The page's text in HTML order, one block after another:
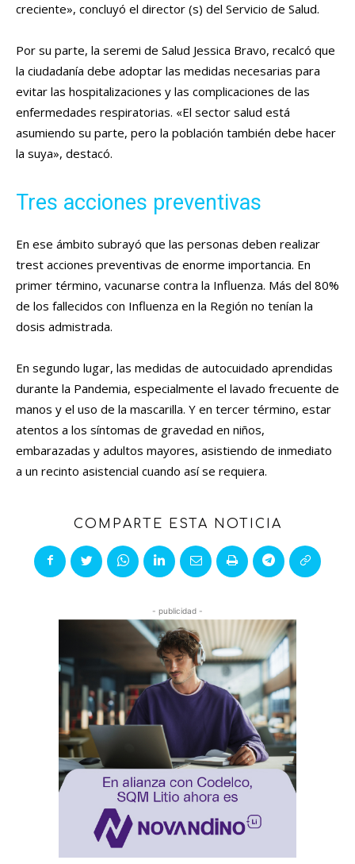
creciente», concluyó el director (s) del Servicio de Salud.
Por su parte, la seremi de Salud Jessica Bravo, recalcó que
la ciudadanía debe adoptar las medidas necesarias para
evitar las hospitalizaciones y las complicaciones de las
enfermedades respiratorias. «El sector salud está
asumiendo su parte, pero la población también debe hacer
la suya», destacó.
Tres acciones preventivas
En ese ámbito subrayó que las personas deben realizar
trest acciones preventivas de enorme importancia. En
primer término, vacunarse contra la Influenza. Más del 80%
de los fallecidos con Influenza en la Región no tenían la
dosis admistrada.
En segundo lugar, las medidas de autocuidado aprendidas
durante la Pandemia, especialmente el lavado frecuente de
manos y el uso de la mascarilla. Y en tercer término, estar
atentos a los síntomas de gravedad en niños,
embarazadas y adultos mayores, asistiendo de inmediato
a un recinto asistencial cuando así se requiera.
COMPARTE ESTA NOTICIA
- publicidad -